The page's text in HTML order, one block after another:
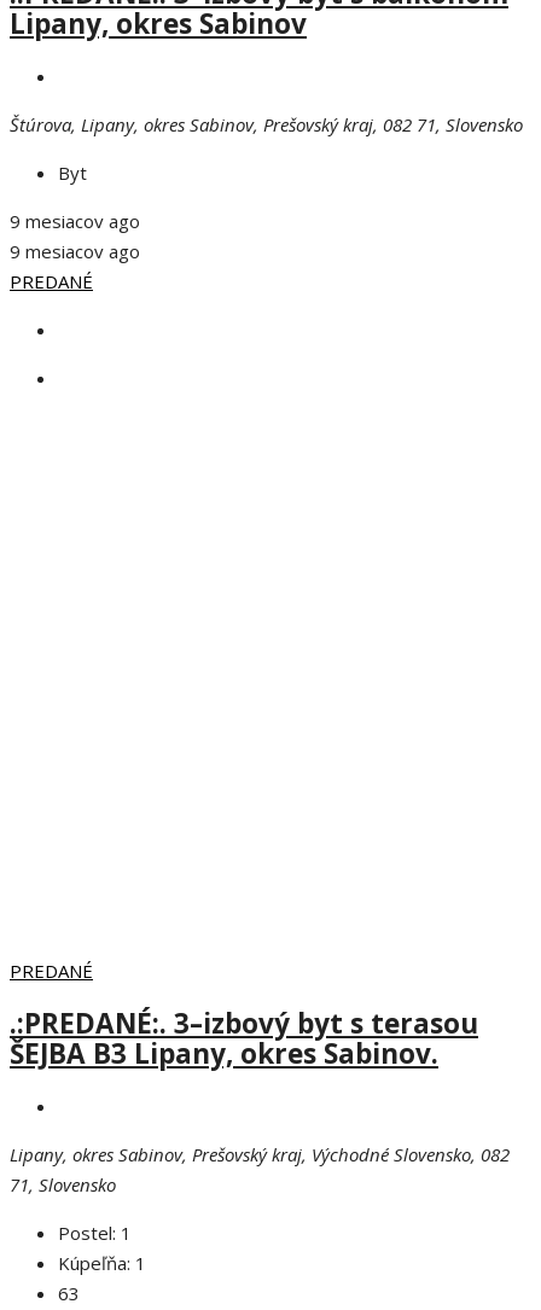
Lipany, okres Sabinov
Štúrova, Lipany, okres Sabinov, Prešovský kraj, 082 71, Slovensko
Byt
9 mesiacov ago
9 mesiacov ago
PREDANÉ
PREDANÉ
.:PREDANÉ:. 3–izbový byt s terasou
ŠEJBA B3 Lipany, okres Sabinov.
Lipany, okres Sabinov, Prešovský kraj, Východné Slovensko, 082
71, Slovensko
Postel: 1
Kúpeľňa: 1
63